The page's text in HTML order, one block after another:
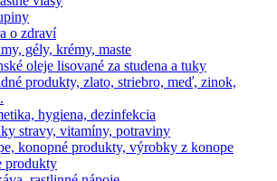
o zdraví
gély, krémy, maste
oleje lisované za studena a tuky
produkty, zlato, striebro, meď, zinok,
hygiena, dezinfekcia
stravy, vitamíny, potraviny
konopné produkty, výrobky z konope
produkty